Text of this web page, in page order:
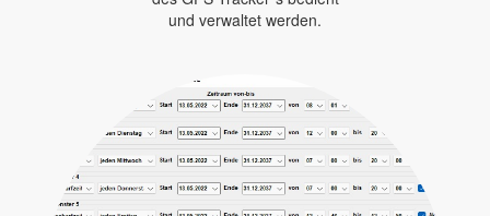
und verwaltet werden.